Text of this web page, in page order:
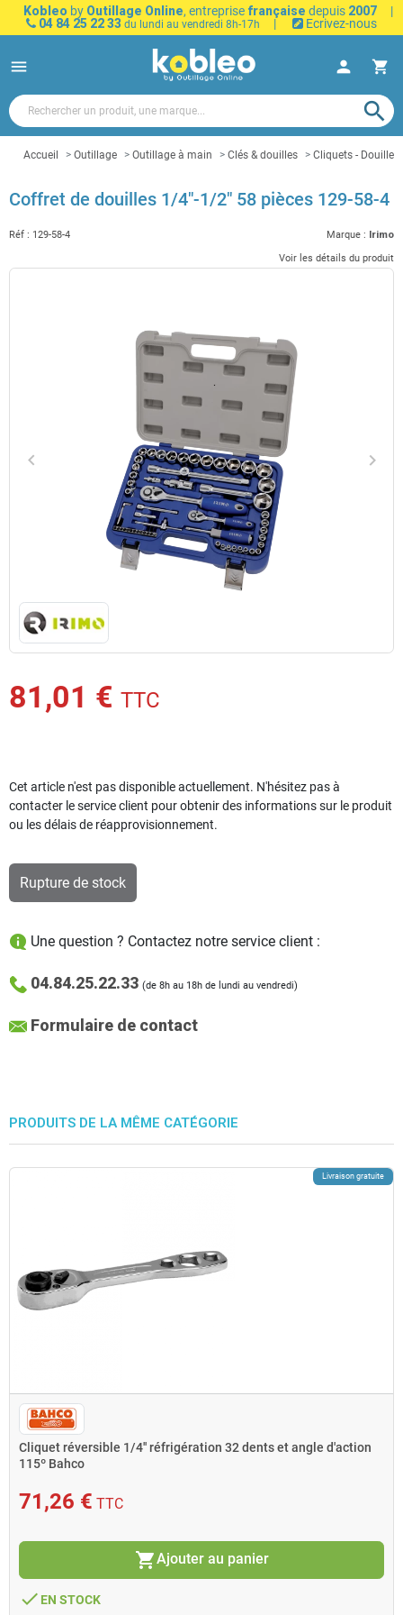
Kobleo by Outillage Online, entreprise française depuis 2007
|
04 84 25 22 33 du lundi au vendredi 8h-17h | Ecrivez-nous
menu person shopping_cart
search
Accueil Outillage Outillage à main Clés & douilles Cliquets - Douilles
Coffret de douilles 1/4"-1/2" 58 pièces 129-58-4
Réf : 129-58-4 Marque : Irimo
Voir les détails du produit
Précédent
keyboard_arrow_left keyboard_arrow_right
81,01 € TTC
Cet article n'est pas disponible actuellement. N'hésitez pas à
contacter le service client pour obtenir des informations sur le produit
ou les délais de réapprovisionnement.
Rupture de stock
Une question ? Contactez notre service client :
04.84.25.22.33 (de 8h au 18h de lundi au vendredi)
Formulaire de contact
PRODUITS DE LA MÊME CATÉGORIE
Livraison gratuite
Cliquet réversible 1/4'' réfrigération 32 dents et angle d'action
115º Bahco
71,26 € TTC
shopping_cartAjouter au panier
done EN STOCK